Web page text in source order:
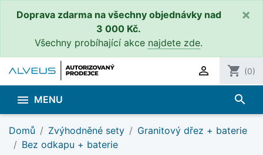
Doprava zdarma na všechny objednávky nad
3 000 Kč.
Všechny probíhající akce najdete zde.
×
 shopping_cart (0)
 MENU search
Domů Zvýhodněné sety
Granitový dřez + baterie
Bez odkapu + baterie